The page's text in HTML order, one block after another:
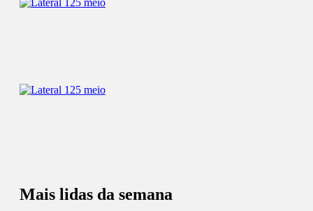
Mais lidas da semana